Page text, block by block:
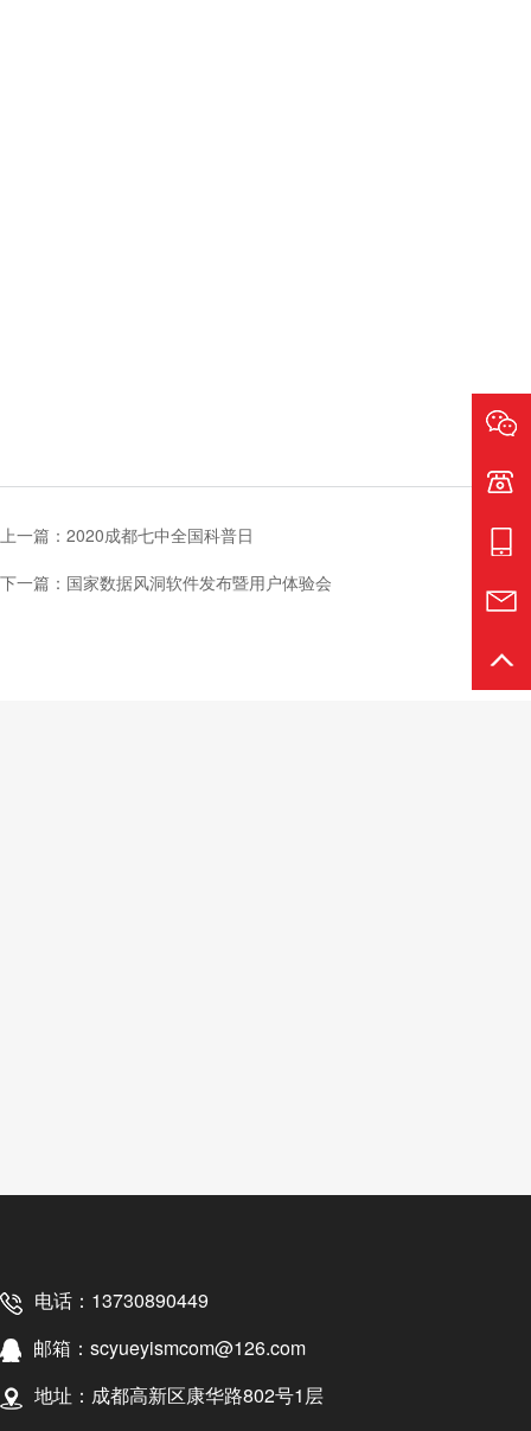
电话
邮箱
返回
上一篇：2020成都七中全国科普日
下一篇：国家数据风洞软件发布暨用户体验会
电话：13730890449
邮箱：scyueyismcom@126.com
地址：成都高新区康华路802号1层